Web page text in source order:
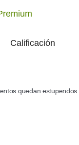
Calificación
quedan estupendos.